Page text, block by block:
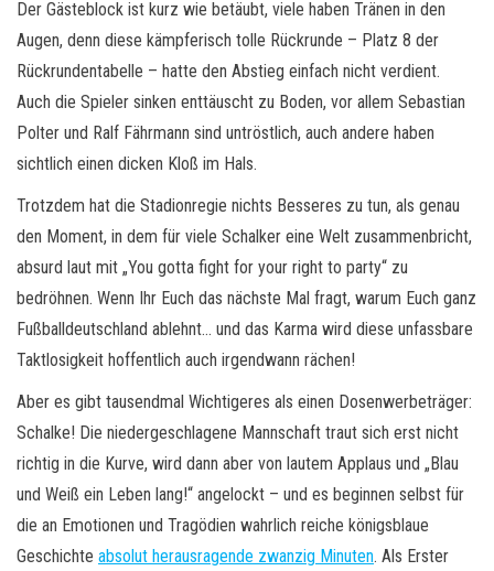
Der Gästeblock ist kurz wie betäubt, viele haben Tränen in den
Augen, denn diese kämpferisch tolle Rückrunde – Platz 8 der
Rückrundentabelle – hatte den Abstieg einfach nicht verdient.
Auch die Spieler sinken enttäuscht zu Boden, vor allem Sebastian
Polter und Ralf Fährmann sind untröstlich, auch andere haben
sichtlich einen dicken Kloß im Hals.
Trotzdem hat die Stadionregie nichts Besseres zu tun, als genau
den Moment, in dem für viele Schalker eine Welt zusammenbricht,
absurd laut mit „You gotta fight for your right to party“ zu
bedröhnen. Wenn Ihr Euch das nächste Mal fragt, warum Euch ganz
Fußballdeutschland ablehnt… und das Karma wird diese unfassbare
Taktlosigkeit hoffentlich auch irgendwann rächen!
Aber es gibt tausendmal Wichtigeres als einen Dosenwerbeträger:
Schalke! Die niedergeschlagene Mannschaft traut sich erst nicht
richtig in die Kurve, wird dann aber von lautem Applaus und „Blau
und Weiß ein Leben lang!“ angelockt – und es beginnen selbst für
die an Emotionen und Tragödien wahrlich reiche königsblaue
Geschichte absolut herausragende zwanzig Minuten. Als Erster